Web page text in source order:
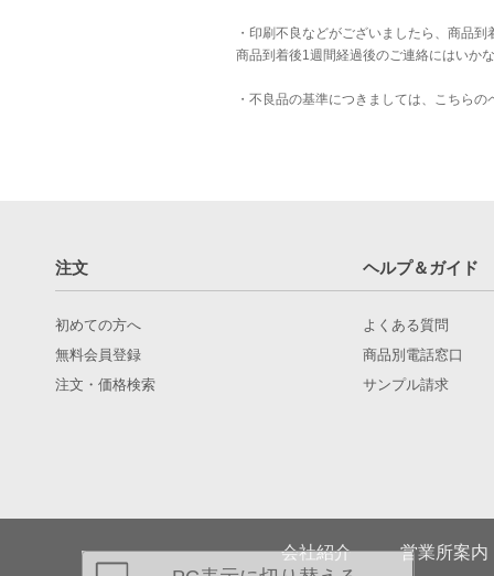
・印刷不良などがございましたら、商品
商品到着後1週間経過後のご連絡にはいか
・不良品の基準につきましては、 こちらの
注文 ヘルプ＆ガイド
初めての方へ
無料会員登録
注文・価格検索
よくある質問
商品別電話窓口
サンプル請求
会社紹介 営業所案内